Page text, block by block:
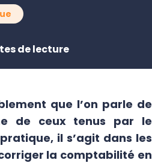
de lecture
que l’on parle de
de ceux tenus par le
il s’agit dans les
la comptabilité en